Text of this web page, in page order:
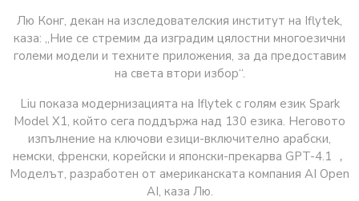
Лю Конг, декан на изследователския институт на Iflytek,
каза: „Ние се стремим да изградим цялостни многоезични
големи модели и техните приложения, за да предоставим
на света втори избор“.
Liu показа модернизацията на Iflytek с голям език Spark
Model X1, който сега поддържа над 130 езика. Неговото
изпълнение на ключови езици-включително арабски,
немски, френски, корейски и японски-прекарва GPT-4.1 ，
Моделът, разработен от американската компания AI Open
AI, каза Лю.